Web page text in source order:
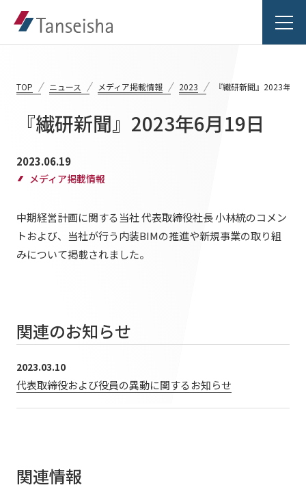
丹青社の想い
丹青社の想いTOP
丹青社の空間づくり
私たちの未来ビジョン2046
事業紹介
事業紹介TOP
対応領域
実績紹介
ホスピタリティ空間
パブリック空間
ビジネス空間
会社情報TOP
役員・組織紹介
拠点・グループ会社
沿革
IR情報
IR情報TOP
株主・投資家の皆さまへ
サステナビリティ
サステナビリティ経営
ニュースTOP
丹青ノオト
TOP ニュース メディア掲載情報 2023 『繊研新聞』2023年6
『繊研新聞』2023年6月19日
2023.06.19
メディア掲載情報
中期経営計画に関する当社 代表取締役社長 小林統のコメン
トおよび、当社が行う内装BIMの推進や新規事業の取り組
みについて掲載されました。
関連のお知らせ
2023.03.10
代表取締役および役員の異動に関するお知らせ
関連情報